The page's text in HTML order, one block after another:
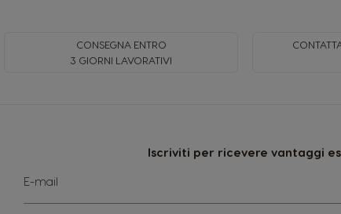
CONSEGNA ENTRO
3 GIORNI LAVORATIVI
Iscriviti per ricevere vantaggi
Iscriviti
alla
nostra
E-mail